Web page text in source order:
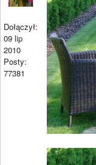
Dołączył:
09 lip
2010
Posty:
77381